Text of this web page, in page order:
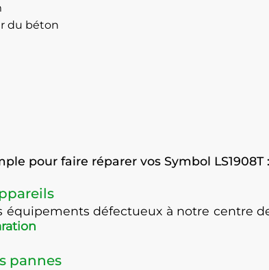
du béton
pour faire réparer vos Symbol LS1908T :
équipements défectueux à notre centre
pannes